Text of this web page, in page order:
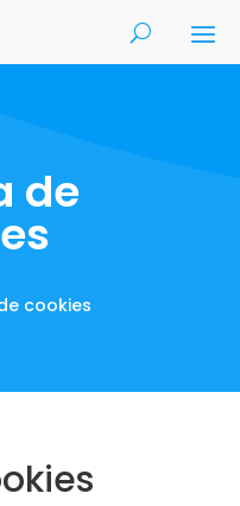
de
cookies